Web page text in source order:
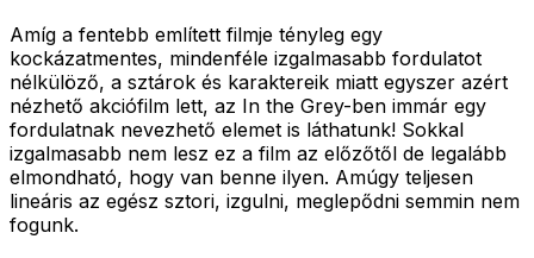
Amíg a fentebb említett filmje tényleg egy
kockázatmentes, mindenféle izgalmasabb fordulatot
nélkülöző, a sztárok és karaktereik miatt egyszer azért
nézhető akciófilm lett, az In the Grey-ben immár egy
fordulatnak nevezhető elemet is láthatunk! Sokkal
izgalmasabb nem lesz ez a film az előzőtől de legalább
elmondható, hogy van benne ilyen. Amúgy teljesen
lineáris az egész sztori, izgulni, meglepődni semmin nem
fogunk.